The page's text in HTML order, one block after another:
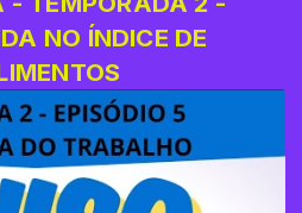
NO ÍNDICE DE